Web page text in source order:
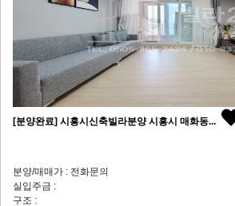
[분양완료] 시흥시신축빌라분양 시흥시 매화동...
분양/매매가 : 전화문의
실입주금 :
구조 :